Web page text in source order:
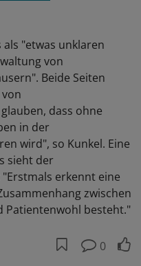
"etwas unklaren
von
Beide Seiten
dass ohne
in der
wird", so Kunkel. Eine
sieht der
erkennt eine
zwischen
Patientenwohl besteht."
0